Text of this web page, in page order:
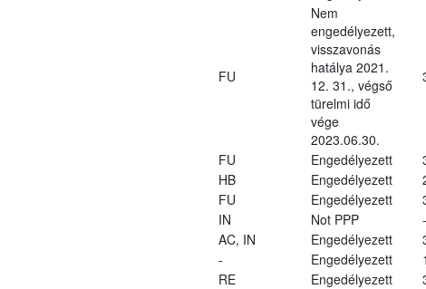
FU
Nem
engedélyezett,
visszavonás
hatálya 2021.
12. 31., végső
türelmi idő
vége
2023.06.30.
FU Engedélyezett
HB Engedélyezett
FU Engedélyezett
IN Not PPP
-
AC, IN Engedélyezett
- Engedélyezett
RE Engedélyezett